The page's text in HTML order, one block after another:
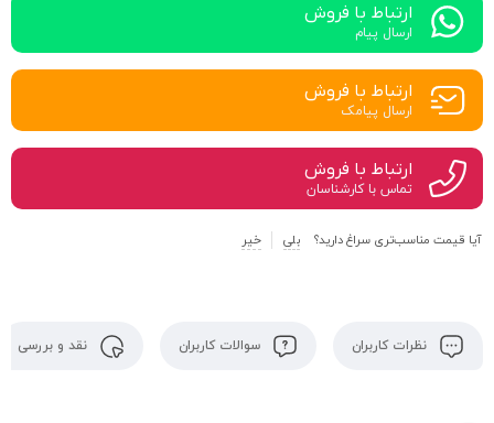
ارتباط با فروش
ارسال پیام
ارتباط با فروش
ارسال پیامک
ارتباط با فروش
تماس با کارشناسان
آیا قیمت مناسب‌تری سراغ دارید؟ بلی خیر
نظرات کاربران سوالات کاربران نقد و بررسی